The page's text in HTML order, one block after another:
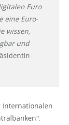
Euro
eine Euro-
wissen,
und
Internationalen